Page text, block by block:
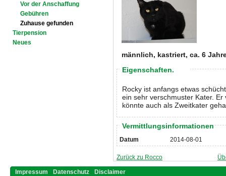
Vor der Anschaffung
Gebühren
Zuhause gefunden
Tierpension
Neues
männlich, kastriert, ca. 6
Eigenschaften.
Rocky ist anfangs etwas
ein sehr verschmuster Kater.
könnte auch als Zweitkater
Vermittlungsinformationen
Datum 2014-08-01
Zurück zu Rocco
Impressum Datenschutz Disclaimer